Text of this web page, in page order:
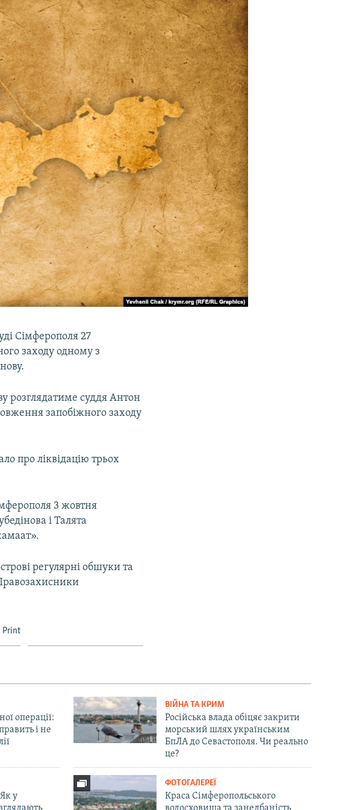
Сімферополя 27
заходу одному з
розглядатиме суддя Антон
запобіжного заходу
про ліквідацію трьох
3 жовтня
і Талята
регулярні обшуки та
Print
операції:
і не
ВІЙНА ТА КРИМ
Російська влада обіцяє закрити
морський шлях українським
БпЛА до Севастополя. Чи реально
це?
у
ФОТОГАЛЕРЕЇ
Краса Сімферопольського
водосховища та занедбаність